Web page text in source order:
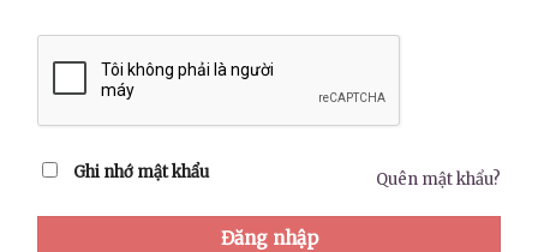
Ghi nhớ mật khẩu
Đăng nhập
Quên mật khẩu?